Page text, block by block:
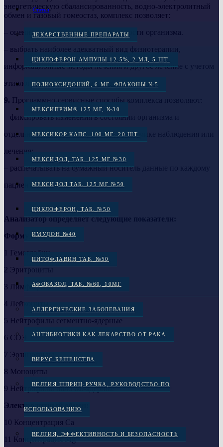
Статьи
ЛЕКАРСТВЕННЫЕ ПРЕПАРАТЫ
ЦИКЛОФЕРОН АМПУЛЫ 12.5%, 2 МЛ, 5 ШТ.
ПОЛИОКСИДОНИЙ, 6 МГ. ФЛАКОНЫ №5
МЕКСИПРИМ® 125 МГ, №30
МЕКСИКОР КАПС. 100 МГ: 20 ШТ.
МЕКСИДОЛ, ТАБ. 125 МГ №30
МЕКСИДОЛ ТАБ. 125 МГ №50
ЦИКЛОФЕРОН, ТАБ. №50
ИМУДОН №40
ЦИТОФЛАВИН ТАБ. №50
АФОБАЗОЛ, ТАБ. №60, 10МГ
АЛЛЕРГИЧЕСКИЕ ЗАБОЛЕВАНИЯ
АНТИБИОТИКИ КАК ЛЕКАРСТВО ОТ РАКА
ВИРУС БЕШЕНСТВА
ВЕЛГИЯ ШПРИЦ-РУЧКА, РУКОВОДСТВО ПО
ИСПОЛЬЗОВАНИЮ
ВЕЛГИЯ, ЭФФЕКТИВНОСТЬ И БЕЗОПАСНОСТЬ
энергетическую сбалансированность, водно-электролитный
обмен и газовый гомеостаз, комплекс позволяет:
– оценить компенсаторные возможности организма.
– выбрать наиболее адекватный вид физиотерапии,
информационные методы лечения и другое лечение с учетом
этиологии и патогенеза заболеваний.
9. Программно-сервисные способы комплекса позволяют:
– фиксировать изменения в состоянии организма и
отдельных его органов и систем в динамике наблюдения или
лечения;
– распечатывать на бумажный носитель данные по каждому
пациенту.
Анализатор определяет следующие показатели:
Формула крови:
1 Гемоглобин
2 Эритроциты
3 Лимфоциты
4 Лейкоциты
5 Нейтрофилы сегментно-ядерные
6 СОЭ
7 Эозинофилы
8 Моноциты
9 Нейтрофилы палочко-ядерные
Электролитный обмен:
10 Концентрация Са
11 Концентрация Mg